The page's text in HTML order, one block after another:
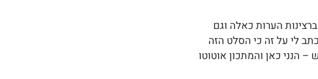
הערות כאלה וגם
לי על זה כי הסלט הזה
הנני כאן והמתכון אוטוטו